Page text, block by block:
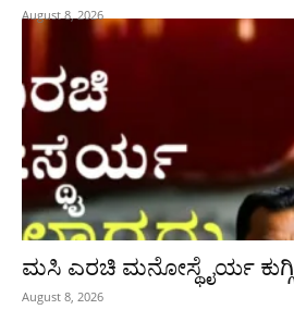
August 8, 2026
ಮಸಿ ಎರಚಿ ಮನೋಸ್ಥೈರ್ಯ
August 8, 2026